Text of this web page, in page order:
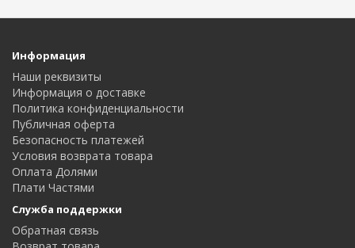
Информация
Наши реквизиты
Информация о доставке
Политика конфиденциальности
Публичная оферта
Безопасность платежей
Условия возврата товара
Оплата Долями
Плати Частями
Служба поддержки
Обратная связь